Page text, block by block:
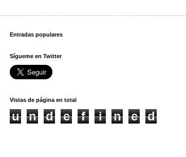
Entradas populares
Sígueme en Twitter
Vistas de página en total
u n d e f i n e d